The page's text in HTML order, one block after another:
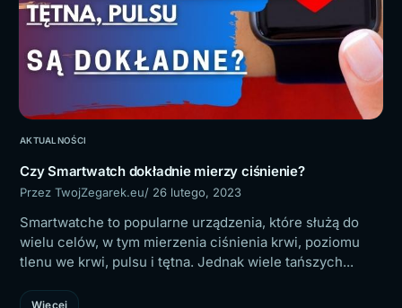
AKTUALNOŚCI
Czy Smartwatch dokładnie mierzy ciśnienie?
Przez TwojZegarek.eu/ 26 lutego, 2023
Smartwatche to popularne urządzenia, które służą do
wielu celów, w tym mierzenia ciśnienia krwi, poziomu
tlenu we krwi, pulsu i tętna. Jednak wiele tańszych...
Więcej